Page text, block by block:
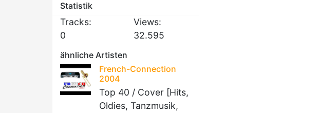
Statistik
Tracks:
0
Views:
32.595
ähnliche Artisten
French-Connection
2004
Top 40 / Cover [Hits,
Oldies, Tanzmusik,